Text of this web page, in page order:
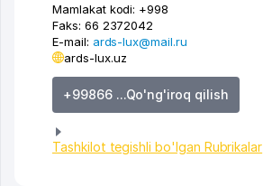
Mamlakat kodi: +998
Faks: 66 2372042
E-mail: ards-lux@mail.ru
ards-lux.uz
+99866 ...Qo'ng'iroq qilish
Tashkilot tegishli bo'lgan Rubrikalar